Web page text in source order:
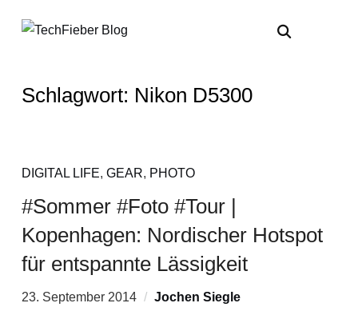
Schlagwort: Nikon D5300
DIGITAL LIFE, GEAR, PHOTO
#Sommer #Foto #Tour |
Kopenhagen: Nordischer Hotspot
für entspannte Lässigkeit
23. September 2014 Jochen Siegle